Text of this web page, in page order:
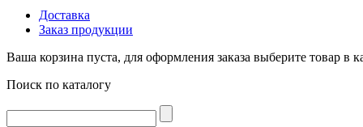
Доставка
Заказ продукции
Ваша корзина пуста, для оформления заказа выберите товар в
Поиск по каталогу